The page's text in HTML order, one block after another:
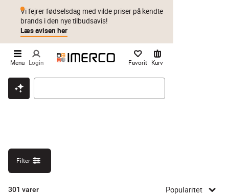
Klik & hent Byt i 1 år Prismatch
Vi fejrer fødselsdag med vilde priser på kendte
brands i den nye tilbudsavis!
Læs avisen her
Menu Login Favorit Kurv
Filter
301 varer Popularitet